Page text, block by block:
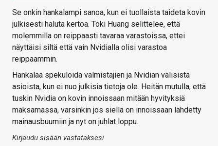
Se onkin hankalampi sanoa, kun ei tuollaista taideta kovin
julkisesti haluta kertoa. Toki Huang selittelee, että
molemmilla on reippaasti tavaraa varastoissa, ettei
näyttäisi siltä että vain Nvidialla olisi varastoa
reippaammin.
Hankalaa spekuloida valmistajien ja Nvidian välisistä
asioista, kun ei nuo julkisia tietoja ole. Heitän mutulla, että
tuskin Nvidia on kovin innoissaan mitään hyvityksiä
maksamassa, varsinkin jos siellä on innoissaan lähdetty
mainausbuumiin ja nyt on juhlat loppu.
Kirjaudu sisään vastataksesi